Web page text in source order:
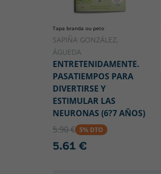
Tapa branda ou peto
SAPIÑA GONZÁLEZ,
ÁGUEDA
ENTRETENIDAMENTE.
PASATIEMPOS PARA
DIVERTIRSE Y
ESTIMULAR LAS
NEURONAS (6?7 AÑOS)
5.90 € 5% DTO
5.61 €